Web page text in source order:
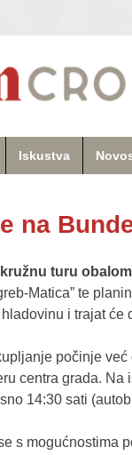
Iskustva
na
kružnu turu
Matica” te
i trajat
počinje već
centra grada.
14:30 sati
s mogućnostima